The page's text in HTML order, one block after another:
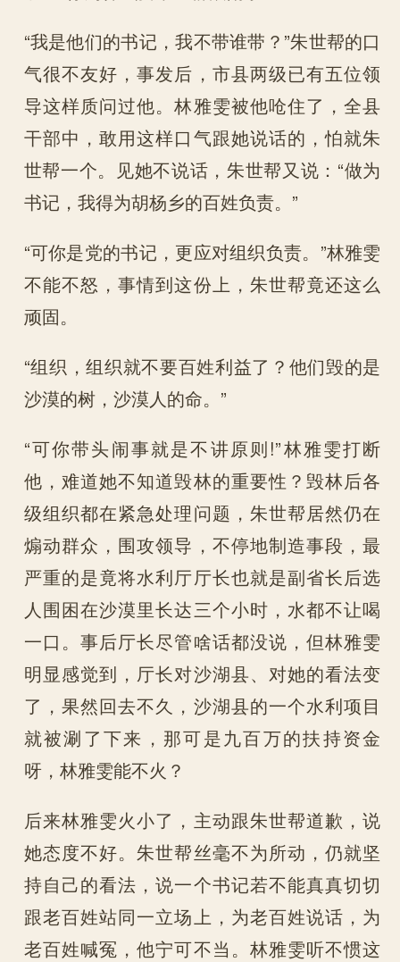
“我是他们的书记，我不带谁带？”朱世帮的口
气很不友好，事发后，市县两级已有五位领
导这样质问过他。林雅雯被他呛住了，全县
干部中，敢用这样口气跟她说话的，怕就朱
世帮一个。见她不说话，朱世帮又说：“做为
书记，我得为胡杨乡的百姓负责。”
“可你是党的书记，更应对组织负责。”林雅雯
不能不怒，事情到这份上，朱世帮竟还这么
顽固。
“组织，组织就不要百姓利益了？他们毁的是
沙漠的树，沙漠人的命。”
“可你带头闹事就是不讲原则!”林雅雯打断
他，难道她不知道毁林的重要性？毁林后各
级组织都在紧急处理问题，朱世帮居然仍在
煽动群众，围攻领导，不停地制造事段，最
严重的是竟将水利厅厅长也就是副省长后选
人围困在沙漠里长达三个小时，水都不让喝
一口。事后厅长尽管啥话都没说，但林雅雯
明显感觉到，厅长对沙湖县、对她的看法变
了，果然回去不久，沙湖县的一个水利项目
就被涮了下来，那可是九百万的扶持资金
呀，林雅雯能不火？
后来林雅雯火小了，主动跟朱世帮道歉，说
她态度不好。朱世帮丝毫不为所动，仍就坚
持自己的看法，说一个书记若不能真真切切
跟老百姓站同一立场上，为老百姓说话，为
老百姓喊冤，他宁可不当。林雅雯听不惯这